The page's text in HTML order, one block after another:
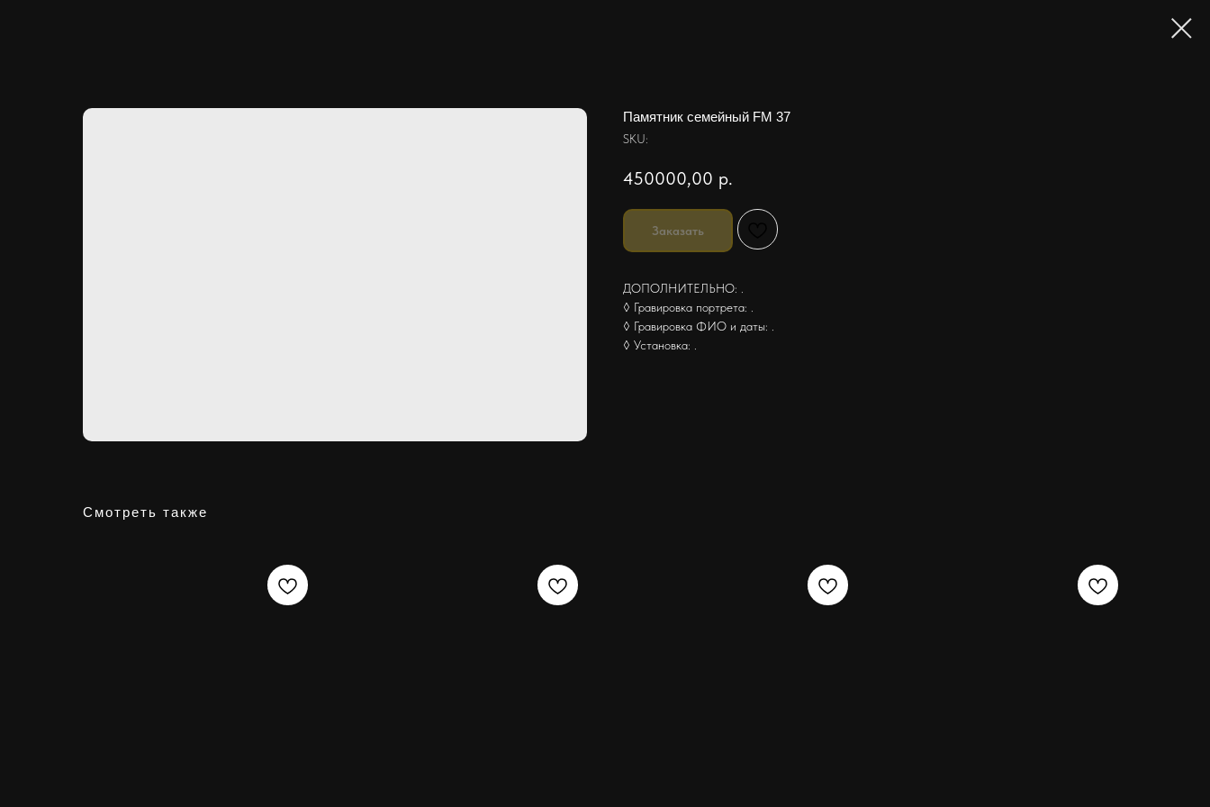
Памятник семейный FM 37
SKU:
450000,00 р.
Заказать
ДОПОЛНИТЕЛЬНО: .
◊ Гравировка портрета: .
◊ Гравировка ФИО и даты: .
◊ Установка: .
Смотреть также